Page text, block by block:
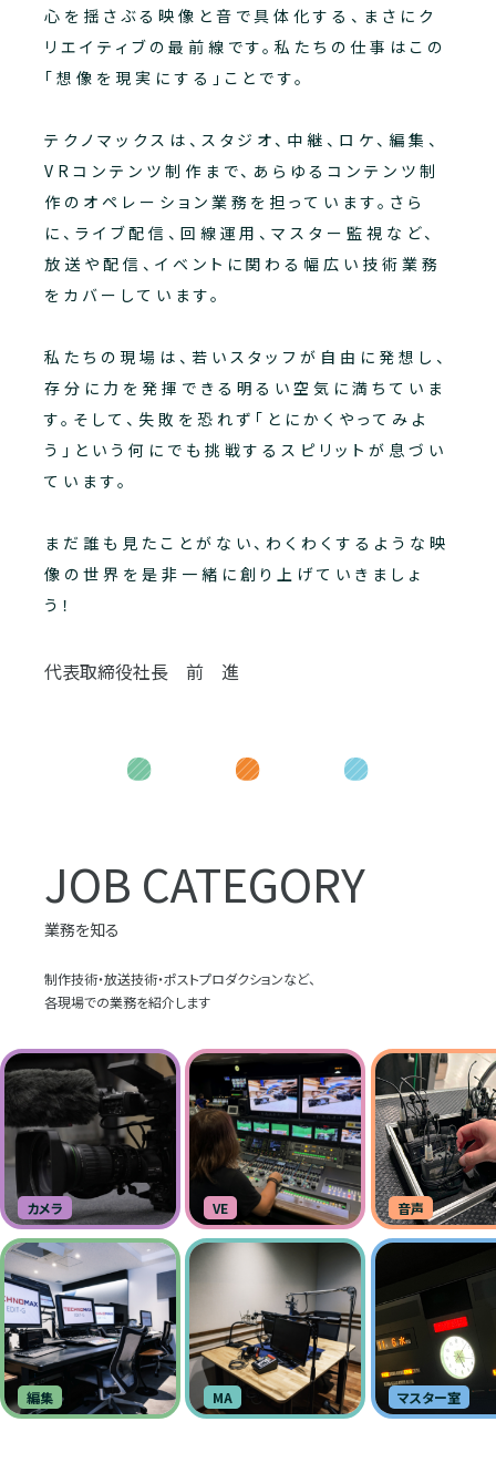
心を揺さぶる映像と音で具体化する、まさにク
リエイティブの最前線です。私たちの仕事はこの
「想像を現実にする」ことです。
テクノマックスは、スタジオ、中継、ロケ、編集、
VRコンテンツ制作まで、あらゆるコンテンツ制
作のオペレーション業務を担っています。さら
に、ライブ配信、回線運用、マスター監視など、
放送や配信、イベントに関わる幅広い技術業務
をカバーしています。
私たちの現場は、若いスタッフが自由に発想し、
存分に力を発揮できる明るい空気に満ちていま
す。そして、失敗を恐れず「とにかくやってみよ
う」という何にでも挑戦するスピリットが息づい
ています。
まだ誰も見たことがない、わくわくするような映
像の世界を是非一緒に創り上げていきましょ
う！
代表取締役社長 前 進
JOB CATEGORY
業務を知る
制作技術・放送技術・ポストプロダクションなど、
各現場での業務を紹介します
カメラ VE 音声
編集 MA マスター室